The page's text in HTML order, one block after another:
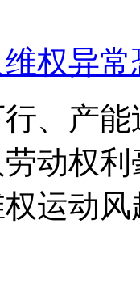
权异
、产
动权
运动